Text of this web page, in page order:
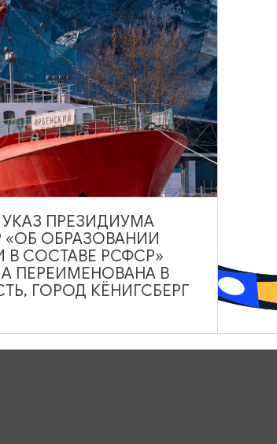
УКАЗ ПРЕЗИДИУМА
«ОБ ОБРАЗОВАНИИ
В СОСТАВЕ РСФСР»
ПЕРЕИМЕНОВАНА В
ГОРОД КЁНИГСБЕРГ